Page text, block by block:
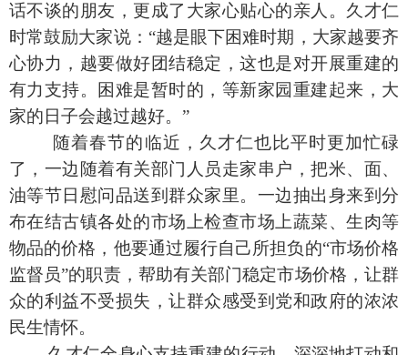
话不谈的朋友，更成了大家心贴心的亲人。久才仁
时常鼓励大家说：“越是眼下困难时期，大家越要齐
心协力，越要做好团结稳定，这也是对开展重建的
有力支持。困难是暂时的，等新家园重建起来，大
家的日子会越过越好。”
随着春节的临近，久才仁也比平时更加忙碌
了，一边随着有关部门人员走家串户，把米、面、
油等节日慰问品送到群众家里。一边抽出身来到分
布在结古镇各处的市场上检查市场上蔬菜、生肉等
物品的价格，他要通过履行自己所担负的“市场价格
监督员”的职责，帮助有关部门稳定市场价格，让群
众的利益不受损失，让群众感受到党和政府的浓浓
民生情怀。